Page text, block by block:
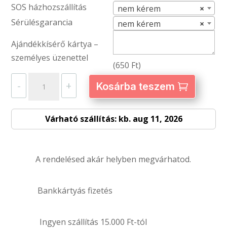
SOS házhozszállítás
×
nem kérem
Sérülésgarancia
×
nem kérem
Ajándékkísérő kártya –
személyes üzenettel
(650 Ft)
-
tároló
doboz
–
fényképpel
szöveggel
+ Kosárba teszem
Várható szállítás: kb. aug 11, 2026
A rendelésed akár helyben megvárhatod.
Bankkártyás fizetés
Ingyen szállítás 15.000 Ft-tól